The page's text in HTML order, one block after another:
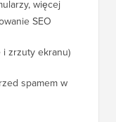
więcej
SEO
i zrzuty ekranu)
spamem w